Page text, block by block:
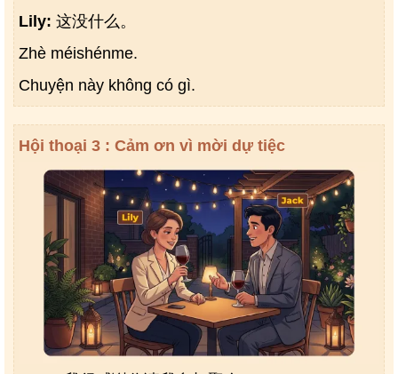
Lily: 这没什么。
Zhè méishénme.
Chuyện này không có gì.
Hội thoại 3 : Cảm ơn vì mời dự tiệc